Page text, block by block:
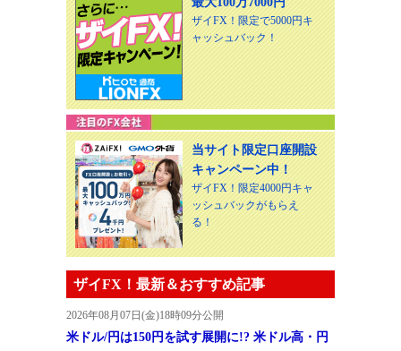
ザイFX！限定で5000円キ
ャッシュバック！
当サイト限定口座開設
キャンペーン中！
ザイFX！限定4000円キャ
ッシュバックがもらえ
る！
ザイFX！最新＆おすすめ記事
2026年08月07日(金)18時09分公開
米ドル/円は150円を試す展開に!? 米ドル高・円